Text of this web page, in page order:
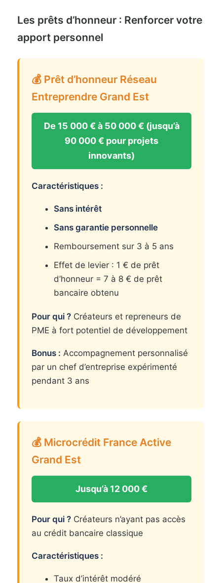
Les prêts d’honneur : Renforcer votre
apport personnel
💰 Prêt d’honneur Réseau
Entreprendre Grand Est
De 15 000 € à 50 000 € (jusqu’à
90 000 € pour projets
innovants)
Caractéristiques :
Sans intérêt
Sans garantie personnelle
Remboursement sur 3 à 5 ans
Effet de levier : 1 € de prêt
d’honneur = 7 à 8 € de prêt
bancaire obtenu
Pour qui ? Créateurs et repreneurs de
PME à fort potentiel de développement
Bonus : Accompagnement personnalisé
par un chef d’entreprise expérimenté
pendant 3 ans
💰 Microcrédit France Active
Grand Est
Jusqu’à 12 000 €
Pour qui ? Créateurs n’ayant pas accès
au crédit bancaire classique
Caractéristiques :
Taux d’intérêt modéré